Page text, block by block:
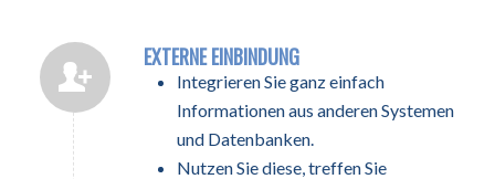
EXTERNE EINBINDUNG
Integrieren Sie ganz einfach
Informationen aus anderen Systemen
und Datenbanken.
Nutzen Sie diese, treffen Sie